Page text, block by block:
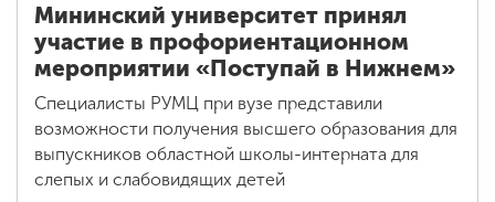
Мининский университет принял
участие в профориентационном
мероприятии «Поступай в Нижнем»
Специалисты РУМЦ при вузе представили
возможности получения высшего образования для
выпускников областной школы-интерната для
слепых и слабовидящих детей